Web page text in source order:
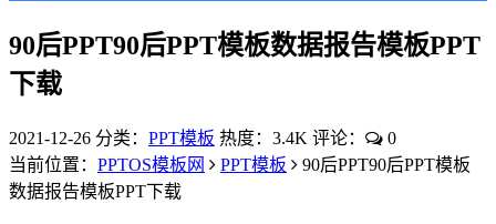
90后PPT90后PPT模板数据报告模板PPT
下载
2021-12-26 分类： PPT模板 热度：3.4K 评论：
0
当前位置： PPTOS模板网 PPT模板
90后PPT90后PPT模板
数据报告模板PPT下载